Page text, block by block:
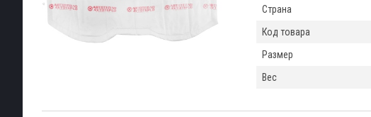
Страна
Код товара
Размер
Вес